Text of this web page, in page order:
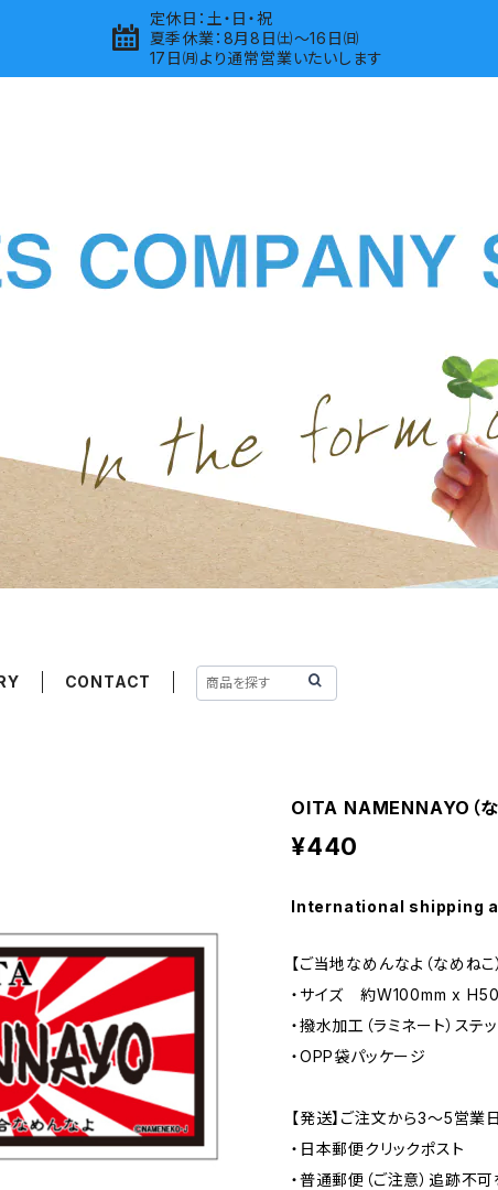
定休日：土・日・祝
夏季休業：8月8日㈯～16日㈰
17日㈪より通常営業いたいします
CONTACT
OITA NAMENNAYO（
¥440
International shipping
【ご当地なめんなよ（なめねこ
・サイズ 約W100mm x
・撥水加工（ラミネート）ステ
・OPP袋パッケージ
【発送】ご注文から3〜5営業
・日本郵便クリックポスト
・普通郵便（ご注意）追跡不